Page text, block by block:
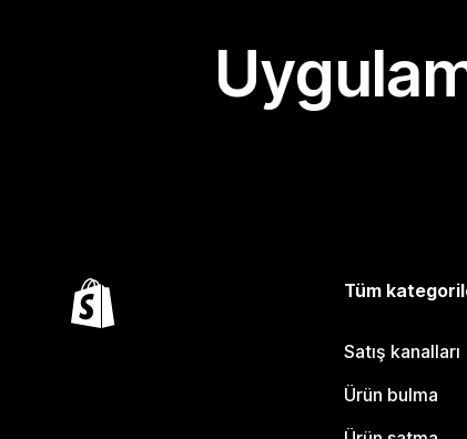
Tüm
Satış kanalları
Ürün bulma